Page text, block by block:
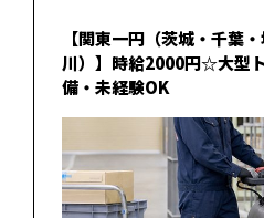
【関東一円（茨城・千葉
川）】時給2000円☆大型
備・未経験OK